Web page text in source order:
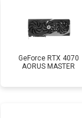
GeForce RTX 4070
AORUS MASTER